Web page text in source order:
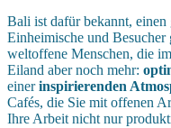
Bali ist dafür bekannt, einen
Einheimische und
weltoffene Menschen, die
Eiland aber noch mehr:
einerinspirierenden
Cafés, die Sie mit offenen
Ihre Arbeit nicht nur